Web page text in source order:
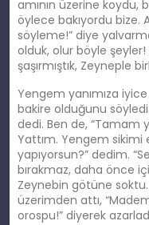
amının üzerine koydu,
öylece bakıyordu bize.
söyleme!” diye
olduk, olur böyle
şaşırmıştık, Zeyneple
Yengem yanımıza
bakire olduğunu
dedi. Ben de, “Tamam
Yattım. Yengem sikimi
yapıyorsun?” dedim.
bırakmaz, daha önce
Zeynebin götüne
üzerimden attı,
orospu!” diyerek